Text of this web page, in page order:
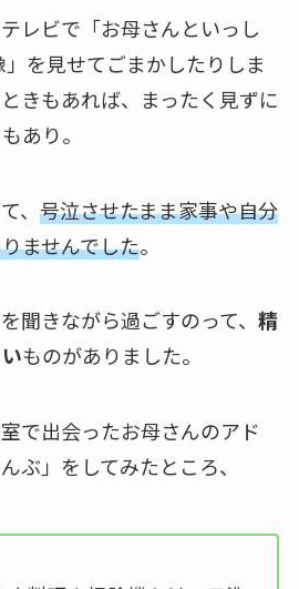
レビで「お母さんといっし
を見せてごまかしたりしま
きもあれば、まったく見ずに
あり。
、 号泣させたまま家事や自分
ませんでした。
聞きながら過ごすのって、 精
ものがありました。
で出会ったお母さんのアド
ぶ」をしてみたところ、